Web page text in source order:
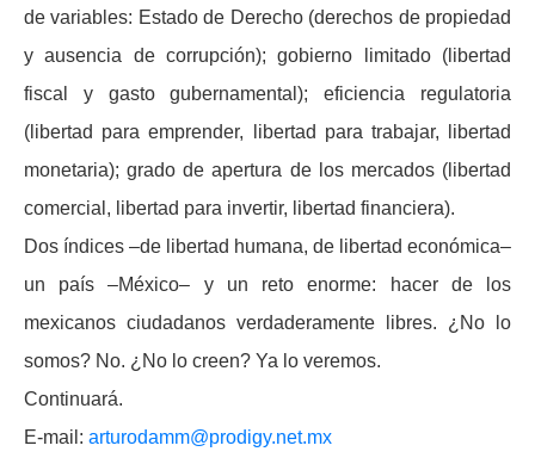
de variables: Estado de Derecho (derechos de propiedad
y ausencia de corrupción); gobierno limitado (libertad
fiscal y gasto gubernamental); eficiencia regulatoria
(libertad para emprender, libertad para trabajar, libertad
monetaria); grado de apertura de los mercados (libertad
comercial, libertad para invertir, libertad financiera).
Dos índices –de libertad humana, de libertad económica–
un país –México– y un reto enorme: hacer de los
mexicanos ciudadanos verdaderamente libres. ¿No lo
somos? No. ¿No lo creen? Ya lo veremos.
Continuará.
E-mail: arturodamm@prodigy.net.mx